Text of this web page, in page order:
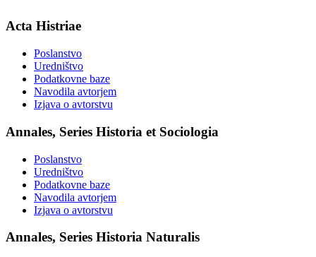
Acta Histriae
Poslanstvo
Uredništvo
Podatkovne baze
Navodila avtorjem
Izjava o avtorstvu
Annales, Series Historia et Sociologia
Poslanstvo
Uredništvo
Podatkovne baze
Navodila avtorjem
Izjava o avtorstvu
Annales, Series Historia Naturalis